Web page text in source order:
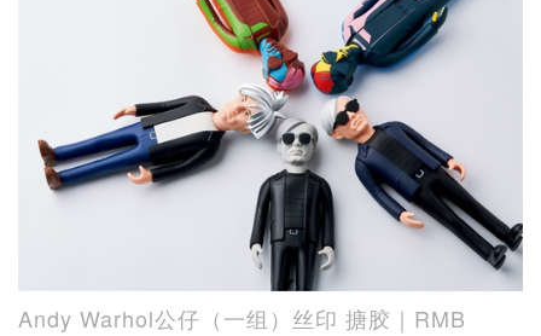
Andy Warhol公仔（一组）丝印 搪胶｜RMB